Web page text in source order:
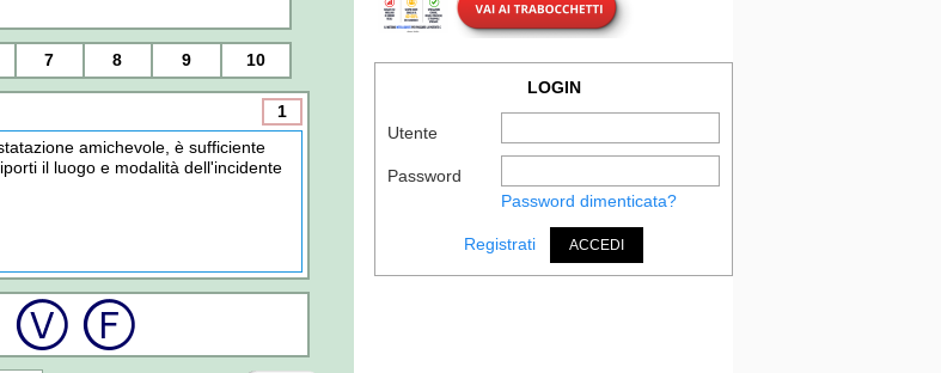
7 8 9 10
1
amichevole, è sufficiente
il luogo e modalità dell'incidente
LOGIN
Utente
Password
Password dimenticata?
Registrati ACCEDI